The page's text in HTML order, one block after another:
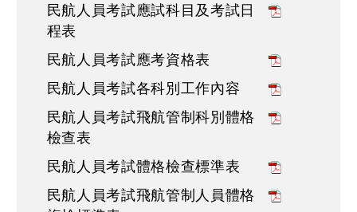
民航人員考試應試科目及考試日
程表
民航人員考試應考資格表
民航人員考試各科別工作內容
民航人員考試飛航管制科別體格
檢查表
民航人員考試體格檢查標準表
民航人員考試飛航管制人員體格